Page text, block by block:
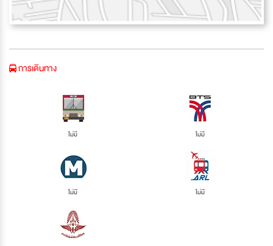
การเดินทาง
ไม่มี ไม่มี
ไม่มี ไม่มี